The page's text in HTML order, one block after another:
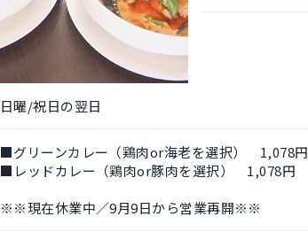
日曜/祝日の翌日
■グリーンカレー（鶏肉or海老を選択） 1,078円
■レッドカレー（鶏肉or豚肉を選択） 1,078円
※※現在休業中／9月9日から営業再開※※